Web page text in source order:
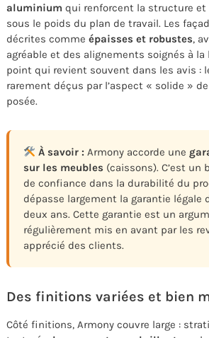
aluminium qui renforcent la structure
sous le poids du plan de travail. Les
décrites comme épaisses et robustes,
agréable et des alignements soignés à la
point qui revient souvent dans les avis :
rarement déçus par l’aspect « solide »
posée.
À savoir : Armony accorde une
sur les meubles (caissons). C’est un
de confiance dans la durabilité du
dépasse largement la garantie légale
deux ans. Cette garantie est un
régulièrement mis en avant par les
apprécié des clients.
Des finitions variées et bien
Côté finitions, Armony couvre large :